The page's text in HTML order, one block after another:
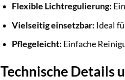
Flexible Lichtregulierung:
Vielseitig einsetzbar: Ideal
Pflegeleicht: Einfache
Technische Details